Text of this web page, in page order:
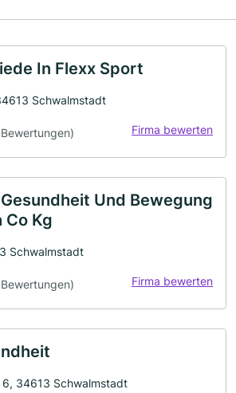
In Flexx Sport
Schwalmstadt
Firma bewerten
Und Bewegung
Co Kg
Schwalmstadt
Firma bewerten
34613 Schwalmstadt